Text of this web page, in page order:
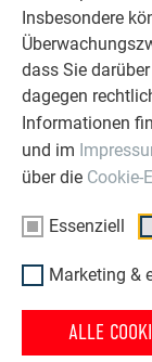
Insbesondere
dass Sie
dagegen
Informationen
und im
über die Cookie-
Essenziell
Marketing &
ALLE
DETAILS ZUM